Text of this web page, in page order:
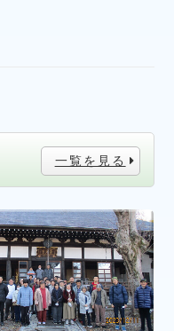
一覧を見る